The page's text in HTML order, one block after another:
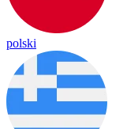
polski